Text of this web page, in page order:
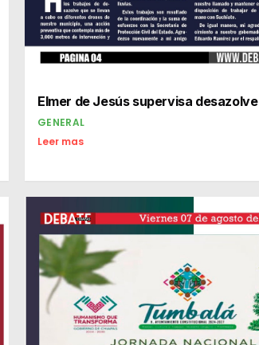
Elmer de Jesús supervisa desazolve
GENERAL
Leer mas